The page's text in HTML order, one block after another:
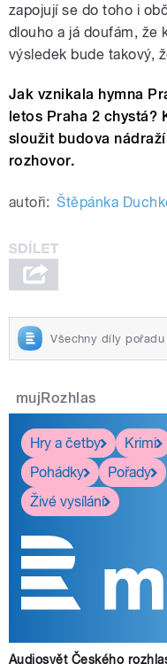
zapojují se do toho i
dlouho a já doufám, že
výsledek bude takový,
Jak vznikala hymna
letos Praha 2 chystá?
sloužit budova
rozhovor.
autoři: Štěpánka
Všechny díly pořadu
mujRozhlas
Hry a četby
Krimi
Pohádky
Pořady
Živé vysílání
Audiosvět Českého